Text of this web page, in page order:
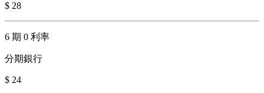
$ 28
6 期 0 利率
分期銀行
$ 24